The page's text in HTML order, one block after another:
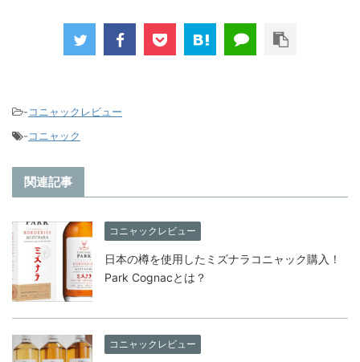
-コニャックレビュー
-コニャック
関連記事
コニャックレビュー
日本の樽を使用したミズナラコニャック購入！
Park Cognacとは？
コニャックレビュー